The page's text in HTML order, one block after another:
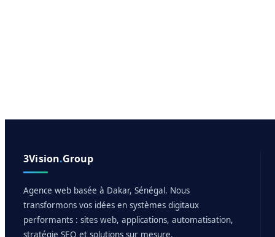
3Vision.Group
Agence web basée à Dakar, Sénégal. Nous
transformons vos idées en systèmes digitaux
performants : sites web, applications, automatisation,
stratégie SEO et solutions sur mesure.